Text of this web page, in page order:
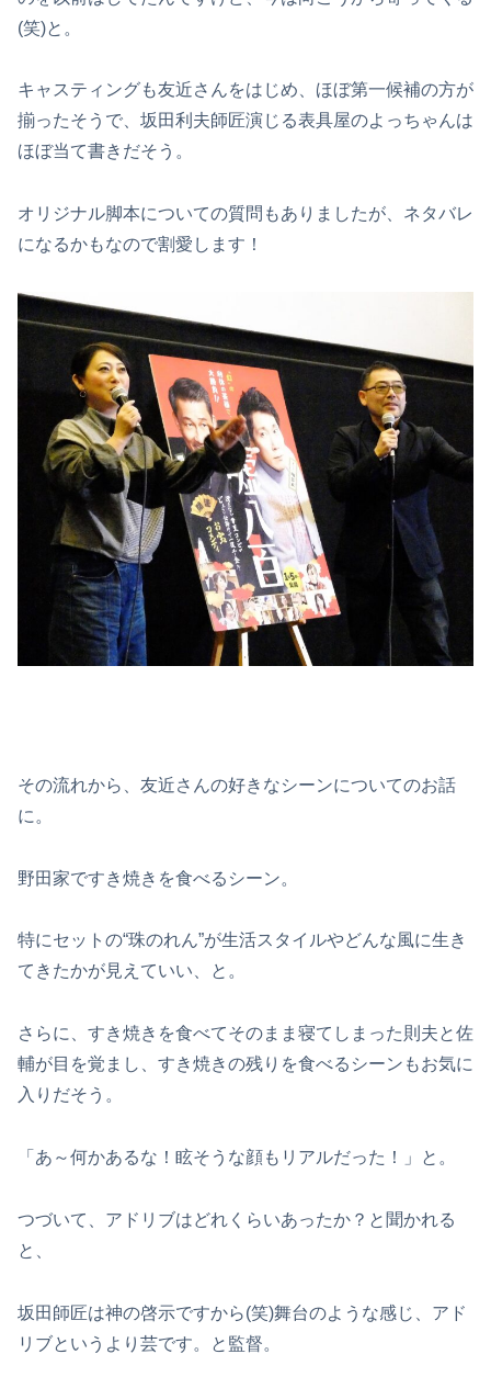
(笑)と。
キャスティングも友近さんをはじめ、ほぼ第一候補の方が
揃ったそうで、坂田利夫師匠演じる表具屋のよっちゃんは
ほぼ当て書きだそう。
オリジナル脚本についての質問もありましたが、ネタバレ
になるかもなので割愛します！
その流れから、友近さんの好きなシーンについてのお話
に。
野田家ですき焼きを食べるシーン。
特にセットの“珠のれん”が生活スタイルやどんな風に生き
てきたかが見えていい、と。
さらに、すき焼きを食べてそのまま寝てしまった則夫と佐
輔が目を覚まし、すき焼きの残りを食べるシーンもお気に
入りだそう。
「あ～何かあるな！眩そうな顔もリアルだった！」と。
つづいて、アドリブはどれくらいあったか？と聞かれる
と、
坂田師匠は神の啓示ですから(笑)舞台のような感じ、アド
リブというより芸です。と監督。